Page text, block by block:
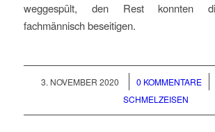
weggespült, den Rest konnten
fachmännisch beseitigen.
3. NOVEMBER 2020
/ 0 KOMMENTARE
/
SCHMELZEISEN